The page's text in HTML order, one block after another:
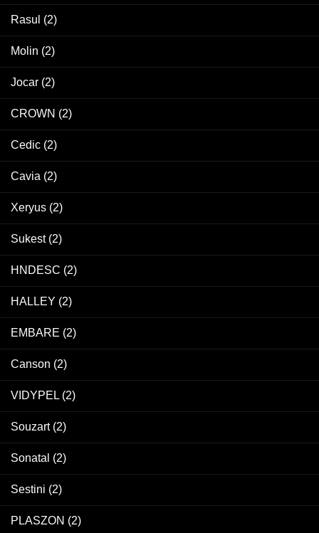
Rasul (2)
Molin (2)
Jocar (2)
CROWN (2)
Cedic (2)
Cavia (2)
Xeryus (2)
Sukest (2)
HNDESC (2)
HALLEY (2)
EMBARE (2)
Canson (2)
VIDYPEL (2)
Souzart (2)
Sonatal (2)
Sestini (2)
PLASZON (2)